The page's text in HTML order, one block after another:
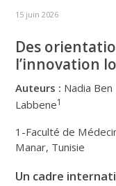
15 juin 2026
Des
l’innovation
Auteurs : Nadia
Labbene1
1-Faculté de
Manar, Tunisie
Un cadre